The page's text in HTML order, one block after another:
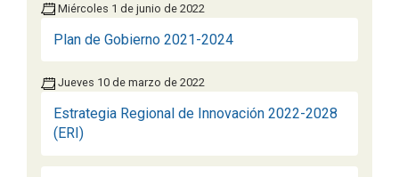
Miércoles 1 de junio de 2022
Plan de Gobierno 2021-2024
Jueves 10 de marzo de 2022
Estrategia Regional de Innovación 2022-2028
(ERI)